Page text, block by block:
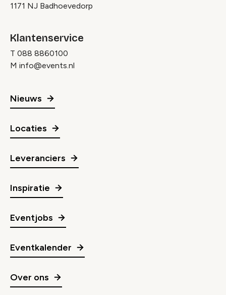
1171 NJ Badhoevedorp
Klantenservice
T 088 8860100
M info@events.nl
Nieuws
Locaties
Leveranciers
Inspiratie
Eventjobs
Eventkalender
Over ons